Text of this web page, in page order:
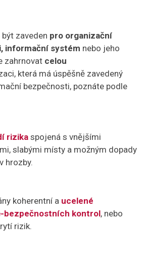
zaveden pro organizační
informační systém nebo jeho
zahrnovat celou
která má úspěšně zavedený
bezpečnosti, poznáte podle
rizikaspojená s vnějšími
slabými místy a možným dopady
hrozby.
koherentní a ucelené
bezpečnostních kontrol, nebo
rizik.